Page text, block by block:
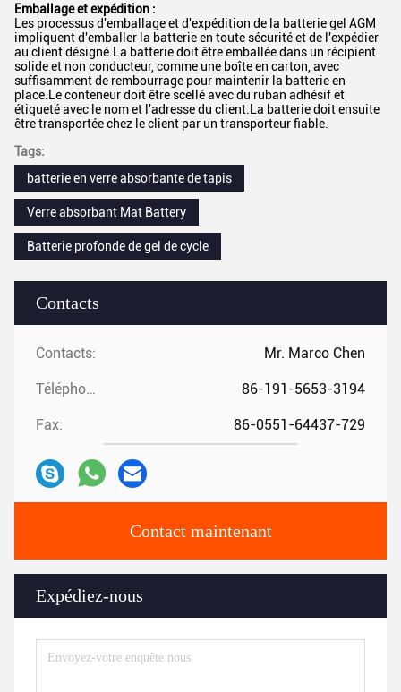
Contacts
Contacts: Mr. Marco Chen
Téléphone: 86-191-5653-3194
Fax: 86-0551-64437-729
Contact maintenant
Expédiez-nous
Emballage et expédition :
Les processus d'emballage et d'expédition de la batterie gel AGM
impliquent d'emballer la batterie en toute sécurité et de l'expédier
au client désigné.La batterie doit être emballée dans un récipient
solide et non conducteur, comme une boîte en carton, avec
suffisamment de rembourrage pour maintenir la batterie en
place.Le conteneur doit être scellé avec du ruban adhésif et
étiqueté avec le nom et l'adresse du client.La batterie doit ensuite
être transportée chez le client par un transporteur fiable.
Tags:
batterie en verre absorbante de tapis
Verre absorbant Mat Battery
Batterie profonde de gel de cycle